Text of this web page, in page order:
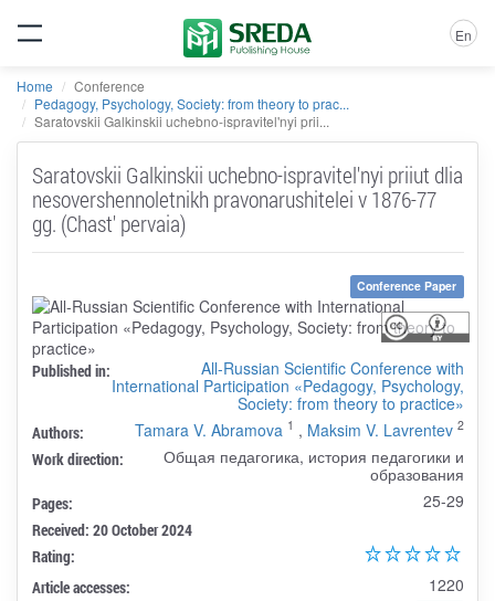
En
Home
Conference
Pedagogy, Psychology, Society: from theory to prac...
Saratovskii Galkinskii uchebno-ispravitel'nyi prii...
Saratovskii Galkinskii uchebno-ispravitel'nyi priiut dlia
nesovershennoletnikh pravonarushitelei v 1876-77
gg. (Chast' pervaia)
Conference Paper
Published in:
All-Russian Scientific Conference with
International Participation «Pedagogy, Psychology,
Society: from theory to practice»
Authors: Tamara V. Abramova 1 , Maksim V. Lavrentev 2
Work direction:
Общая педагогика, история педагогики и
образования
Pages: 25-29
Received: 20 October 2024
Rating:
Article accesses:
1220